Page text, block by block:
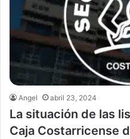
Angel abril 23, 2024
La situación de las
Caja Costarricense